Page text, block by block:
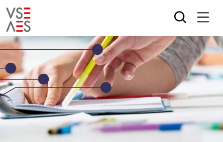
Salta
al
contenuto
principale